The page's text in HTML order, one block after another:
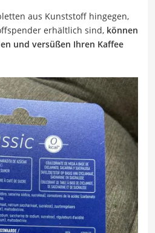
aus Kunststoff hingegen,
erhältlich sind, können
und versüßen Ihren Kaffee